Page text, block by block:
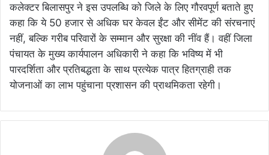
कलेक्टर बिलासपुर ने इस उपलब्धि को जिले के लिए गौरवपूर्ण बताते हुए
कहा कि ये 50 हजार से अधिक घर केवल ईंट और सीमेंट की संरचनाएं
नहीं, बल्कि गरीब परिवारों के सम्मान और सुरक्षा की नींव हैं। वहीं जिला
पंचायत के मुख्य कार्यपालन अधिकारी ने कहा कि भविष्य में भी
पारदर्शिता और प्रतिबद्धता के साथ प्रत्येक पात्र हितग्राही तक
योजनाओं का लाभ पहुंचाना प्रशासन की प्राथमिकता रहेगी।